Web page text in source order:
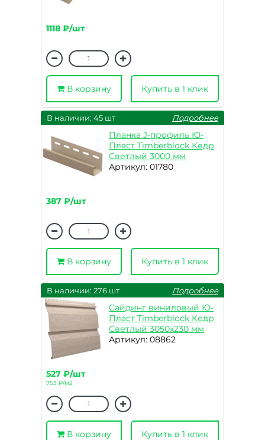
1118 ₽/шт
В корзину Купить в 1 клик
В наличии: 45 шт Подробнее
Планка J-профиль Ю-
Пласт Timberblock Кедр
Светлый 3000 мм
Артикул: 01780
387 ₽/шт
В корзину Купить в 1 клик
В наличии: 276 шт Подробнее
Сайдинг виниловый Ю-
Пласт Timberblock Кедр
Светлый 3050х230 мм
Артикул: 08862
527 ₽/шт
753 ₽/м2
В корзину Купить в 1 клик